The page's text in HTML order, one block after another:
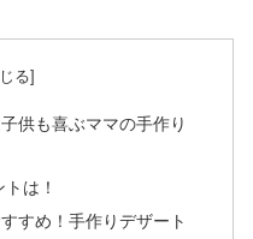
供も喜ぶママの手作り
は！
すめ！手作りデザート